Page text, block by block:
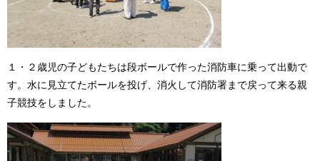
１・２歳児の子どもたちは段ボールで作った消防車に乗って出動で
す。水に見立てたボールを投げ、消火して消防署まで戻って来る親
子競技をしました。